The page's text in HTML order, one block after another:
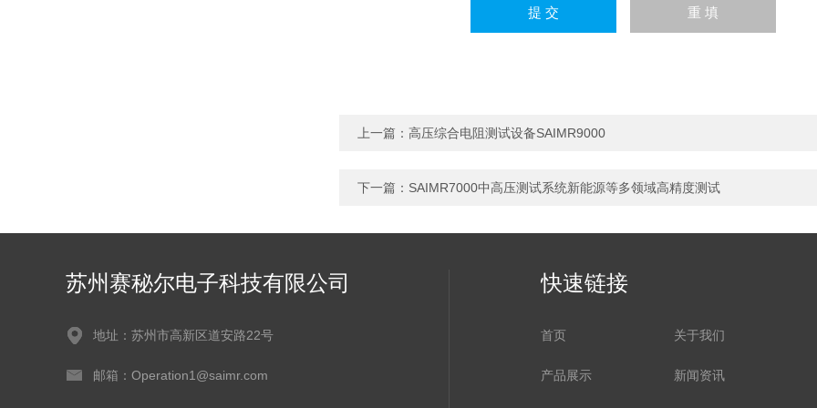
上一篇： 高压综合电阻测试设备SAIMR9000
下一篇： SAIMR7000中高压测试系统新能源等多领域高精度测试
苏州赛秘尔电子科技有限公司
地址：苏州市高新区道安路22号
邮箱：Operation1@saimr.com
快速链接
首页 关于我们
产品展示 新闻资讯